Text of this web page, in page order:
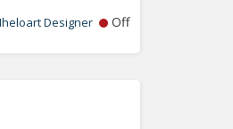
Designer Off